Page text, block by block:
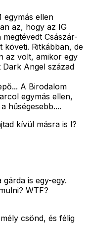
egymás ellen
az, hogy az IG
Császár-
követi. Ritkábban, de
az volt, amikor egy
Dark Angel század
A Birodalom
egymás ellen,
hűségesebb....
kívül másra is l?
is egy-egy.
WTF?
csönd, és félig